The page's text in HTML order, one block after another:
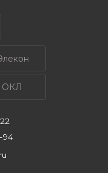
ОКЛ
94